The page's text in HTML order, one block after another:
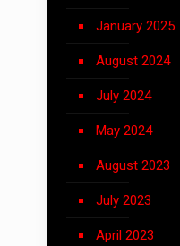
January 2025
August 2024
July 2024
May 2024
August 2023
July 2023
April 2023